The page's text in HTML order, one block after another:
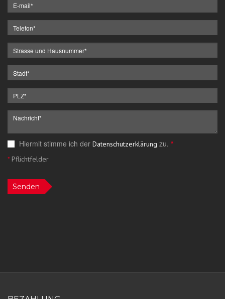
Hiermit stimme ich der Datenschutzerklärung zu. *
*Pflichtfelder
Senden